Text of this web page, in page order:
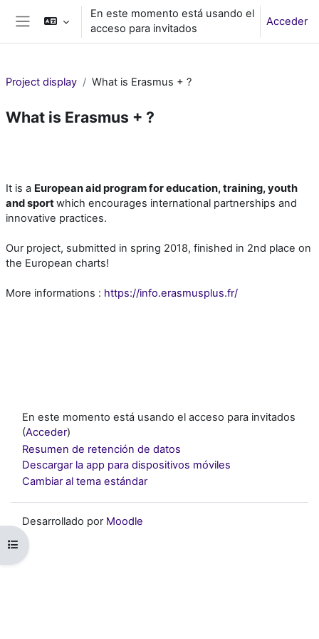
Salta al contenido principal
Panel lateral
En este momento está usando el
acceso para invitados
Acceder
Abrir índice del curso
Project display What is Erasmus + ?
What is Erasmus + ?
It is a European aid program for education, training, youth
and sportwhich encourages international partnerships and
innovative practices.
Our project, submitted in spring 2018, finished in 2nd place on
the European charts!
More informations : https://info.erasmusplus.fr/
En este momento está usando el acceso para invitados
(Acceder)
Resumen de retención de datos
Descargar la app para dispositivos móviles
Cambiar al tema estándar
Desarrollado por Moodle